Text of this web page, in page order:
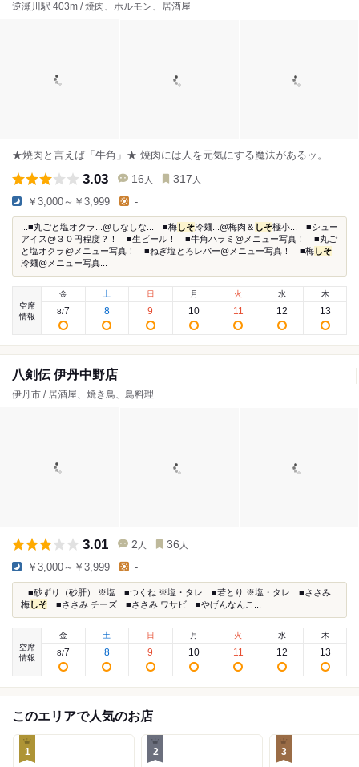
逆瀬川駅 403m / 焼肉、ホルモン、居酒屋
★焼肉と言えば「牛角」★ 焼肉には人を元気にする魔法があるッ。
3.03 16 人 317 人
￥3,000～￥3,999 -
...■丸ごと塩オクラ...@しなしな... ■梅 しそ冷麺...@梅肉＆ しそ極小... ■シュー
アイス@３０円程度？！ ■生ビール！ ■牛角ハラミ@メニュー写真！ ■丸ご
と塩オクラ@メニュー写真！ ■ねぎ塩とろレバー@メニュー写真！ ■梅 しそ
冷麺@メニュー写真...
空席
情報
金
8/7
土
8
日
9
月
10
火
11
水
12
木
13
八剣伝 伊丹中野店
伊丹市 / 居酒屋、焼き鳥、鳥料理
3.01 2 人 36 人
￥3,000～￥3,999 -
...■砂ずり（砂肝） ※塩 ■つくね ※塩・タレ ■若とり ※塩・タレ ■ささみ
梅 しそ ■ささみ チーズ ■ささみ ワサビ ■やげんなんこ...
空席
情報
金
8/7
土
8
日
9
月
10
火
11
水
12
木
13
このエリアで人気のお店
1 2 3